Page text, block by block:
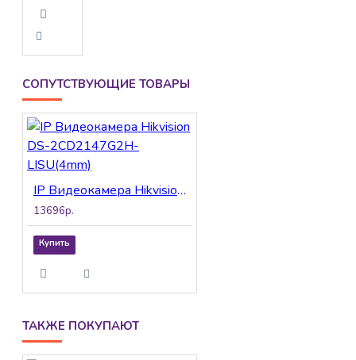
СОПУТСТВУЮЩИЕ ТОВАРЫ
IP Видеокамера Hikvision DS-2CD2147G2H-LISU(4mm)
13696р.
Купить
ТАКЖЕ ПОКУПАЮТ